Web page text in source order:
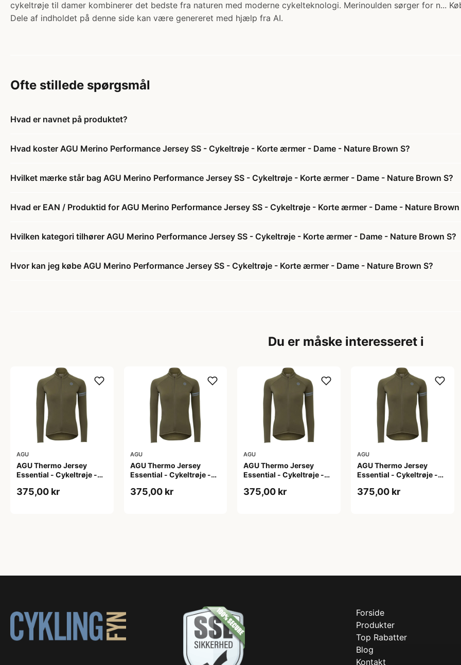
cykeltrøje til damer kombinerer det bedste fra naturen med moderne cykelteknologi. Merinoulden sørger for n...
Dele af indholdet på denne side kan være genereret med hjælp fra AI.
Ofte stillede spørgsmål
Hvad er navnet på produktet?
Hvad koster AGU Merino Performance Jersey SS - Cykeltrøje - Korte ærmer - Dame - Nature Brown S?
Hvilket mærke står bag AGU Merino Performance Jersey SS - Cykeltrøje - Korte ærmer - Dame - Nature Brown S?
Hvad er EAN / Produktid for AGU Merino Performance Jersey SS - Cykeltrøje - Korte ærmer - Dame - Nature Brown
Hvilken kategori tilhører AGU Merino Performance Jersey SS - Cykeltrøje - Korte ærmer - Dame - Nature Brown S?
Hvor kan jeg købe AGU Merino Performance Jersey SS - Cykeltrøje - Korte ærmer - Dame - Nature Brown S?
Du er måske interesseret i
AGU
AGU Thermo Jersey
Essential - Cykeltrøje -
375,00 kr
AGU
AGU Thermo Jersey
Essential - Cykeltrøje -
M
375,00 kr
AGU
AGU Thermo Jersey
Essential - Cykeltrøje -
375,00 kr
AGU
AGU Thermo Jersey
Essential - Cykeltrøje -
XL
375,00 kr
Forside
Produkter
Top Rabatter
Blog
Kontakt